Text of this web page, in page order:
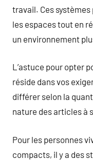
travail. Ces
les espaces tout en
un environnement
L’astuce pour opter
réside dans vos
différer selon la
nature des articles à
Pour les personnes
compacts, il y a des